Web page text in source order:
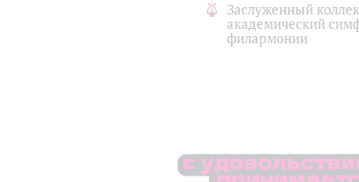
Заслуженный
академический
филармонии